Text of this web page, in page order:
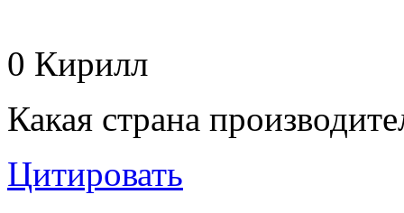
0 Кирилл
Какая страна
Цитировать